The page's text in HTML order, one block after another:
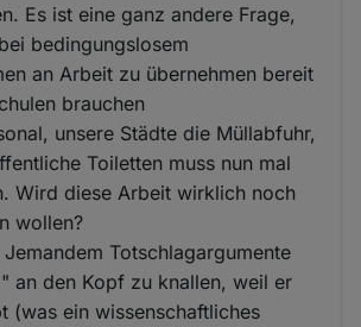
Es ist eine ganz andere Frage,
bedingungslosem
an Arbeit zu übernehmen bereit
brauchen
unsere Städte die Müllabfuhr,
Toiletten muss nun mal
Wird diese Arbeit wirklich noch
wollen?
Totschlagargumente
an den Kopf zu knallen, weil er
(was ein wissenschaftliches